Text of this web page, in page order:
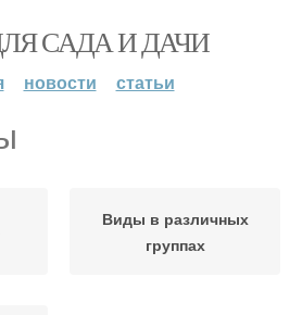
САДА И ДАЧИ
новости статьи
Виды в различных
группах